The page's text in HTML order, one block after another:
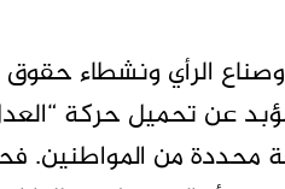
الرأي ونشطاء حقوق
عن تحميل حركة
محددة من المواطنين.